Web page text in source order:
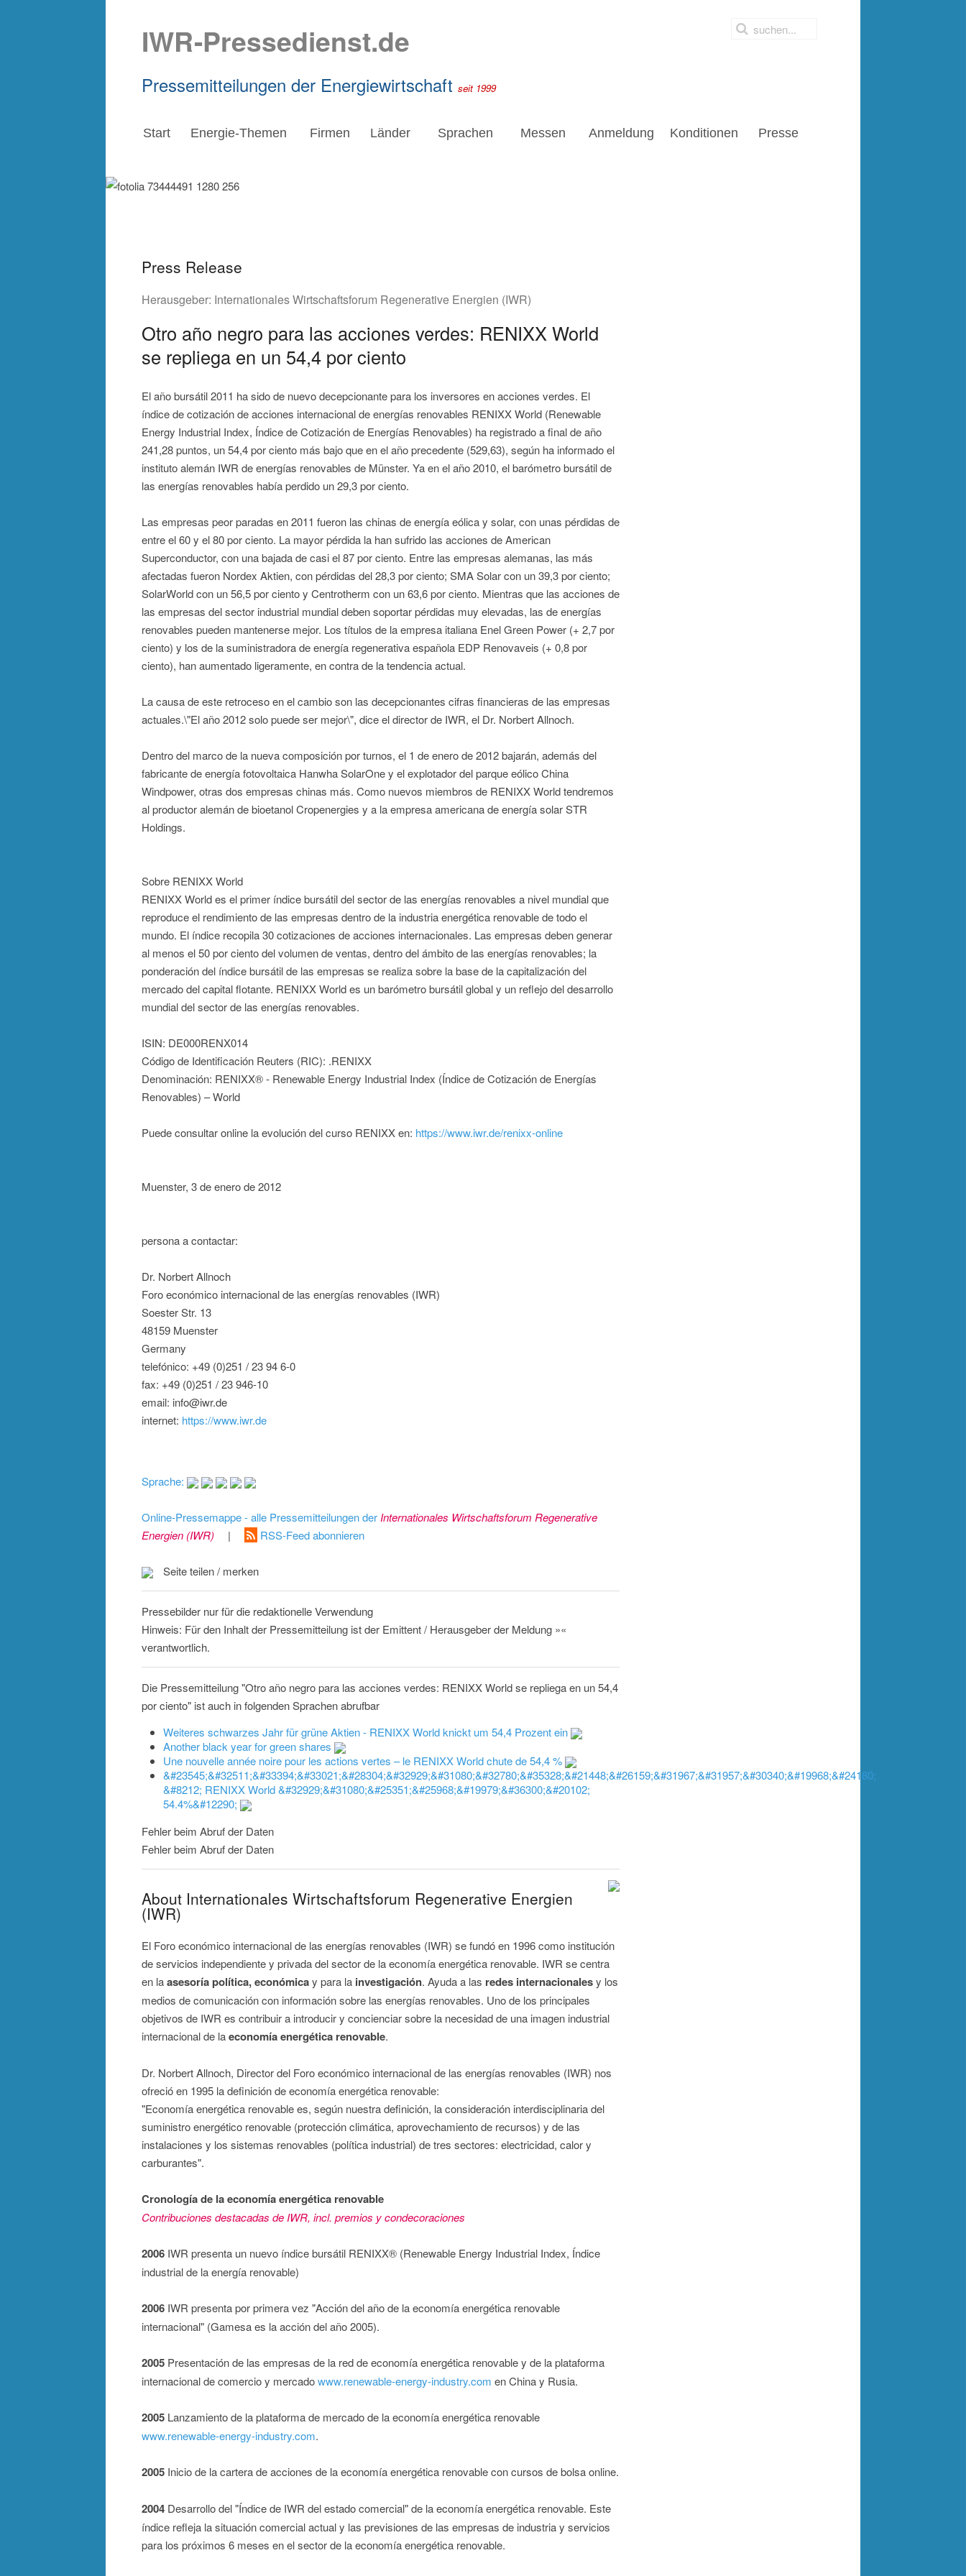
IWR-Pressedienst.de
Pressemitteilungen der Energiewirtschaft seit 1999
Start Energie-Themen Firmen Länder Sprachen Messen Anmeldung Konditionen Presse
Press Release
Herausgeber: Internationales Wirtschaftsforum Regenerative Energien (IWR)
Otro año negro para las acciones verdes: RENIXX World
se repliega en un 54,4 por ciento
El año bursátil 2011 ha sido de nuevo decepcionante para los inversores en acciones verdes. El
índice de cotización de acciones internacional de energías renovables RENIXX World (Renewable
Energy Industrial Index, Índice de Cotización de Energías Renovables) ha registrado a final de año
241,28 puntos, un 54,4 por ciento más bajo que en el año precedente (529,63), según ha informado el
instituto alemán IWR de energías renovables de Münster. Ya en el año 2010, el barómetro bursátil de
las energías renovables había perdido un 29,3 por ciento.
Las empresas peor paradas en 2011 fueron las chinas de energía eólica y solar, con unas pérdidas de
entre el 60 y el 80 por ciento. La mayor pérdida la han sufrido las acciones de American
Superconductor, con una bajada de casi el 87 por ciento. Entre las empresas alemanas, las más
afectadas fueron Nordex Aktien, con pérdidas del 28,3 por ciento; SMA Solar con un 39,3 por ciento;
SolarWorld con un 56,5 por ciento y Centrotherm con un 63,6 por ciento. Mientras que las acciones de
las empresas del sector industrial mundial deben soportar pérdidas muy elevadas, las de energías
renovables pueden mantenerse mejor. Los títulos de la empresa italiana Enel Green Power (+ 2,7 por
ciento) y los de la suministradora de energía regenerativa española EDP Renovaveis (+ 0,8 por
ciento), han aumentado ligeramente, en contra de la tendencia actual.
La causa de este retroceso en el cambio son las decepcionantes cifras financieras de las empresas
actuales.\"El año 2012 solo puede ser mejor\", dice el director de IWR, el Dr. Norbert Allnoch.
Dentro del marco de la nueva composición por turnos, el 1 de enero de 2012 bajarán, además del
fabricante de energía fotovoltaica Hanwha SolarOne y el explotador del parque eólico China
Windpower, otras dos empresas chinas más. Como nuevos miembros de RENIXX World tendremos
al productor alemán de bioetanol Cropenergies y a la empresa americana de energía solar STR
Holdings.
Sobre RENIXX World
RENIXX World es el primer índice bursátil del sector de las energías renovables a nivel mundial que
reproduce el rendimiento de las empresas dentro de la industria energética renovable de todo el
mundo. El índice recopila 30 cotizaciones de acciones internacionales. Las empresas deben generar
al menos el 50 por ciento del volumen de ventas, dentro del ámbito de las energías renovables; la
ponderación del índice bursátil de las empresas se realiza sobre la base de la capitalización del
mercado del capital flotante. RENIXX World es un barómetro bursátil global y un reflejo del desarrollo
mundial del sector de las energías renovables.
ISIN: DE000RENX014
Código de Identificación Reuters (RIC): .RENIXX
Denominación: RENIXX® - Renewable Energy Industrial Index (Índice de Cotización de Energías
Renovables) – World
Puede consultar online la evolución del curso RENIXX en: https://www.iwr.de/renixx-online
Muenster, 3 de enero de 2012
persona a contactar:
Dr. Norbert Allnoch
Foro económico internacional de las energías renovables (IWR)
Soester Str. 13
48159 Muenster
Germany
telefónico: +49 (0)251 / 23 94 6-0
fax: +49 (0)251 / 23 946-10
email: info@iwr.de
internet: https://www.iwr.de
Sprache:
Online-Pressemappe - alle Pressemitteilungen der Internationales Wirtschaftsforum Regenerative
Energien (IWR)
| RSS-Feed abonnieren
Seite teilen / merken
Pressebilder nur für die redaktionelle Verwendung
Hinweis: Für den Inhalt der Pressemitteilung ist der Emittent / Herausgeber der Meldung »«
verantwortlich.
Die Pressemitteilung "Otro año negro para las acciones verdes: RENIXX World se repliega en un 54,4
por ciento" ist auch in folgenden Sprachen abrufbar
Weiteres schwarzes Jahr für grüne Aktien - RENIXX World knickt um 54,4 Prozent ein
Another black year for green shares
Une nouvelle année noire pour les actions vertes – le RENIXX World chute de 54,4 %
&#23545;&#32511;&#33394;&#33021;&#28304;&#32929;&#31080;&#32780;&#35328;&#21448;&#26159;&#31967;&#31957;&#30340;&#19968;&#24180;
&#8212; RENIXX World &#32929;&#31080;&#25351;&#25968;&#19979;&#36300;&#20102;
54.4%&#12290;
Fehler beim Abruf der Daten
Fehler beim Abruf der Daten
About Internationales Wirtschaftsforum Regenerative Energien
(IWR)
El Foro económico internacional de las energías renovables (IWR) se fundó en 1996 como institución
de servicios independiente y privada del sector de la economía energética renovable. IWR se centra
en laasesoría política, económicay para la investigación. Ayuda a las redes internacionalesy los
medios de comunicación con información sobre las energías renovables. Uno de los principales
objetivos de IWR es contribuir a introducir y concienciar sobre la necesidad de una imagen industrial
internacional de laeconomía energética renovable.
Dr. Norbert Allnoch, Director del Foro económico internacional de las energías renovables (IWR) nos
ofreció en 1995 la definición de economía energética renovable:
"Economía energética renovable es, según nuestra definición, la consideración interdisciplinaria del
suministro energético renovable (protección climática, aprovechamiento de recursos) y de las
instalaciones y los sistemas renovables (política industrial) de tres sectores: electricidad, calor y
carburantes".
Cronología de la economía energética renovable
Contribuciones destacadas de IWR, incl. premios y condecoraciones
2006 IWR presenta un nuevo índice bursátil RENIXX® (Renewable Energy Industrial Index, Índice
industrial de la energía renovable)
2006 IWR presenta por primera vez "Acción del año de la economía energética renovable
internacional" (Gamesa es la acción del año 2005).
2005 Presentación de las empresas de la red de economía energética renovable y de la plataforma
internacional de comercio y mercadowww.renewable-energy-industry.com en China y Rusia.
2005 Lanzamiento de la plataforma de mercado de la economía energética renovable
www.renewable-energy-industry.com.
2005 Inicio de la cartera de acciones de la economía energética renovable con cursos de bolsa online.
2004 Desarrollo del "Índice de IWR del estado comercial" de la economía energética renovable. Este
índice refleja la situación comercial actual y las previsiones de las empresas de industria y servicios
para los próximos 6 meses en el sector de la economía energética renovable.